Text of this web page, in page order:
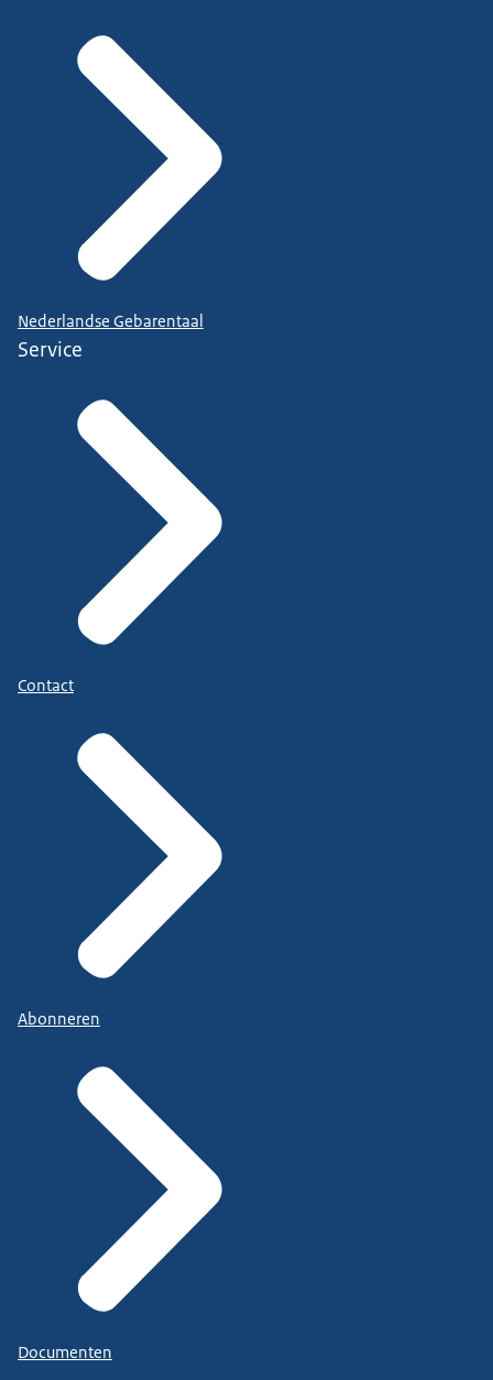
Nederlandse Gebarentaal
Service
Contact
Abonneren
Documenten